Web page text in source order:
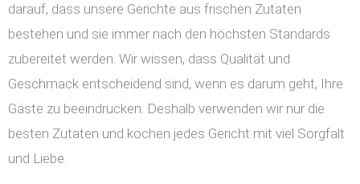
darauf, dass unsere Gerichte aus frischen Zutaten
bestehen und sie immer nach den höchsten Standards
zubereitet werden. Wir wissen, dass Qualität und
Geschmack entscheidend sind, wenn es darum geht, Ihre
Gäste zu beeindrucken. Deshalb verwenden wir nur die
besten Zutaten und kochen jedes Gericht mit viel Sorgfalt
und Liebe.